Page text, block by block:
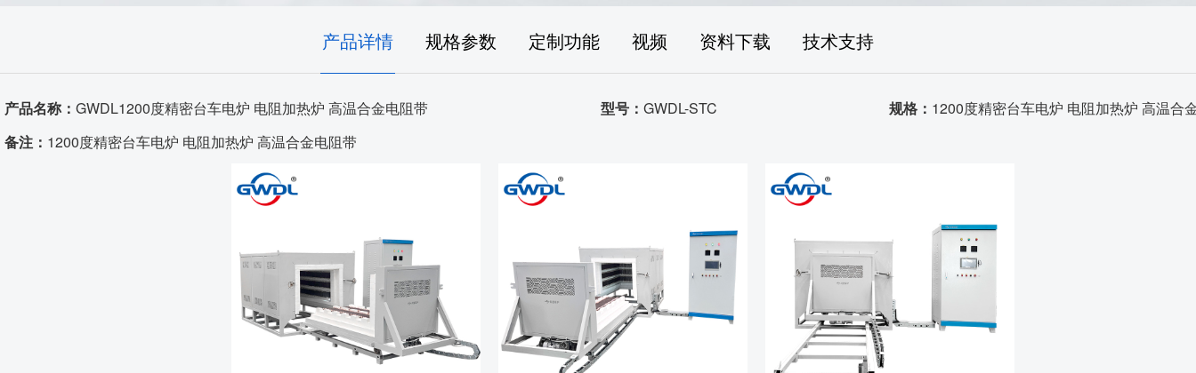
电炉配件
代工服务
品质证书
产品详情 规格参数 定制功能 视频 资料下载 技术支持
产品名称： GWDL1200度精密台车电炉 电阻加热炉 高温合金电阻带 型号： GWDL-STC 规格： 1200度精密台车电炉 电阻加热炉 高温合
备注： 1200度精密台车电炉 电阻加热炉 高温合金电阻带